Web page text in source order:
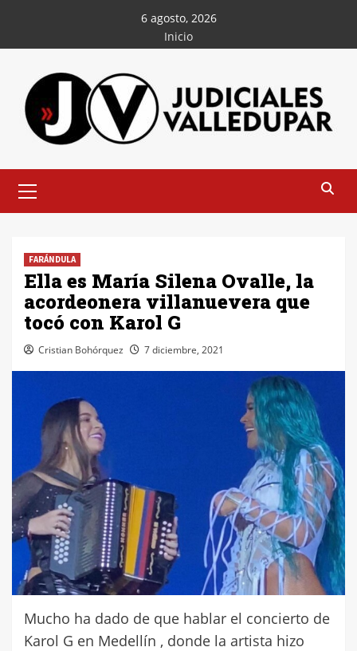
contenido
6 agosto, 2026
Inicio
principal
FARÁNDULA
Ella es María Silena Ovalle, la
acordeonera villanuevera que
tocó con Karol G
Cristian Bohórquez 7 diciembre, 2021
Mucho ha dado de que hablar el concierto de
Karol G en Medellín , donde la artista hizo